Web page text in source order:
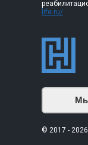
life.ru/
© 2017 -